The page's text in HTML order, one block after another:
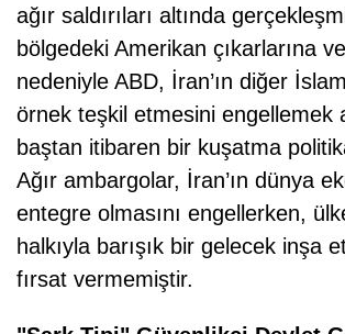
ağır saldırıları altında
bölgedeki Amerikan çıkarlarına
nedeniyle ABD, İran’ın diğer
örnek teşkil etmesini engellemek
baştan itibaren bir kuşatma
Ağır ambargolar, İran’ın dünya
entegre olmasını engellerken,
halkıyla barışık bir gelecek inşa
fırsat vermemiştir.